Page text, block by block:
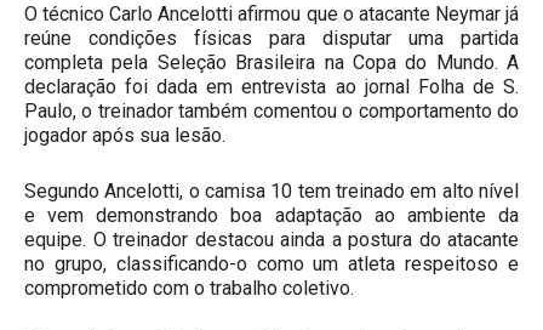
O técnico Carlo Ancelotti afirmou que o atacante Neymar já
reúne condições físicas para disputar uma partida
completa pela Seleção Brasileira na Copa do Mundo. A
declaração foi dada em entrevista ao jornal Folha de S.
Paulo, o treinador também comentou o comportamento do
jogador após sua lesão.
Segundo Ancelotti, o camisa 10 tem treinado em alto nível
e vem demonstrando boa adaptação ao ambiente da
equipe. O treinador destacou ainda a postura do atacante
no grupo, classificando-o como um atleta respeitoso e
comprometido com o trabalho coletivo.